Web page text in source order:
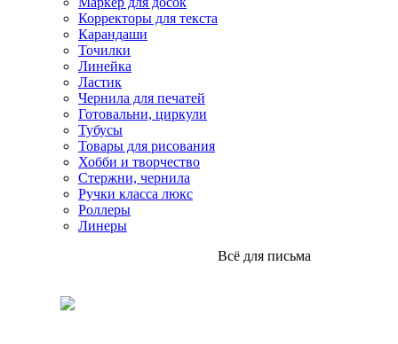
Корректоры для текста
Карандаши
Точилки
Линейка
Ластик
Чернила для печатей
Готовальни, циркули
Тубусы
Товары для рисования
Хобби и творчество
Стержни, чернила
Ручки класса люкс
Роллеры
Линеры
Всё для письма